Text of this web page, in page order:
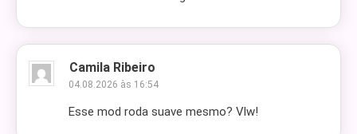
Camila Ribeiro
04.08.2026 às 16:54
Esse mod roda suave mesmo? Vlw!